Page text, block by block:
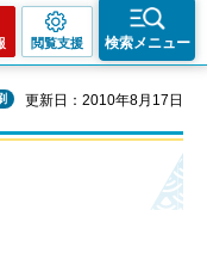
閲覧支援 検索メニュー
更新日：2010年8月17日